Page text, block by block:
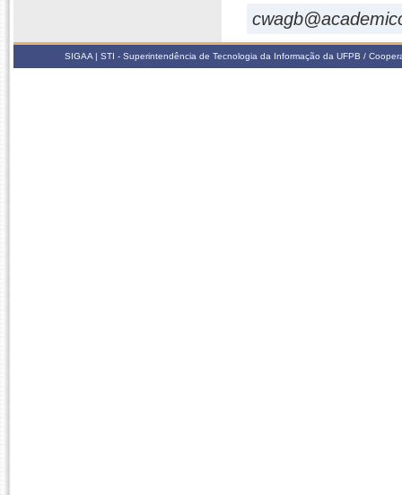
SIGAA | STI - Superintendência de Tecnologia da Informação da UFPB /